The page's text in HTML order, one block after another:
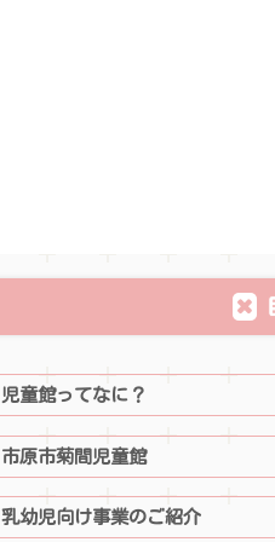
児童館ってなに？
市原市菊間児童館
乳幼児向け事業のご紹介